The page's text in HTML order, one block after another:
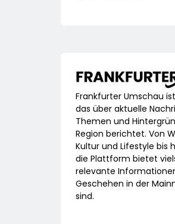
Frankfurter Umschau
das über aktuelle
Themen und
Region berichtet. Von
Kultur und Lifestyle bis
die Plattform bietet
relevante
Geschehen in der
sind.